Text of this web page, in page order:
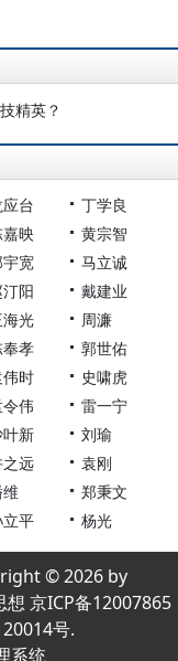
精英？
台
丁学良
映
黄宗智
宽
马立诚
汀阳
戴建业
光
周濂
孝
郭世佑
时
史啸虎
伟
雷一宁
新
刘瑜
远
袁刚
郑秉文
平 杨光
© 2026 by
京ICP备12007865
号.
系统